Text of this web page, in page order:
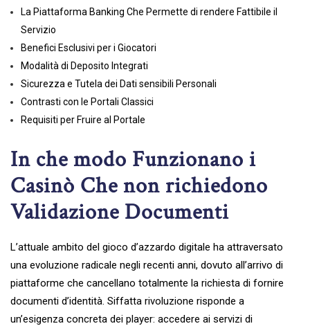
La Piattaforma Banking Che Permette di rendere Fattibile il
Servizio
Benefici Esclusivi per i Giocatori
Modalità di Deposito Integrati
Sicurezza e Tutela dei Dati sensibili Personali
Contrasti con le Portali Classici
Requisiti per Fruire al Portale
In che modo Funzionano i
Casinò Che non richiedono
Validazione Documenti
L’attuale ambito del gioco d’azzardo digitale ha attraversato
una evoluzione radicale negli recenti anni, dovuto all’arrivo di
piattaforme che cancellano totalmente la richiesta di fornire
documenti d’identità. Siffatta rivoluzione risponde a
un’esigenza concreta dei player: accedere ai servizi di